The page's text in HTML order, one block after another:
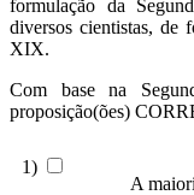
formulação da
diversos cientistas, de
XIX.
Com base na
proposição(ões)
1)
A